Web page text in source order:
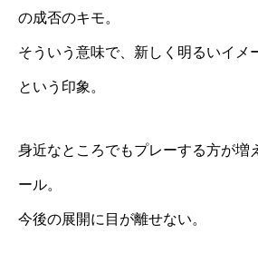
の成否のキモ。
そういう意味で、新しく明るいイメ
という印象。
身近なところでもプレーする方が増
ール。
今後の展開に目が離せない。